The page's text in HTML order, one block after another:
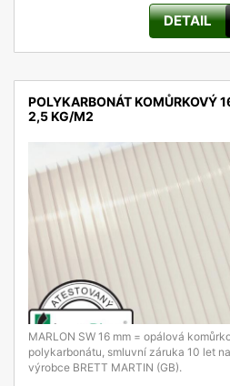
DETAIL
POLYKARBONÁT KOMŮRKOVÝ
2,5 KG/M2
MARLON SW 16 mm = opálová
polykarbonátu, smluvní záruka 10 let
výrobce BRETT MARTIN (GB).